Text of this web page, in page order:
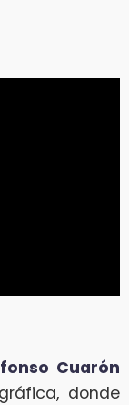
Cuarón
donde